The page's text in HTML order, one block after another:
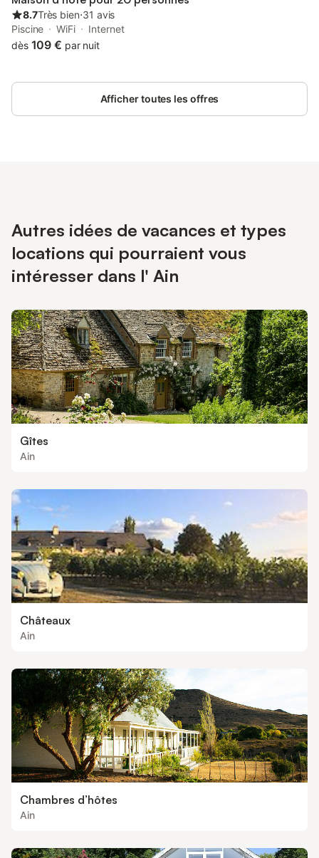
8.7Très bien⋅31 avis
Piscine
WiFi
Internet
dès 109 € par nuit
Afficher toutes les offres
Autres idées de vacances et types
locations qui pourraient vous
intéresser dans l' Ain
Gîtes
Ain
Châteaux
Ain
Chambres d’hôtes
Ain